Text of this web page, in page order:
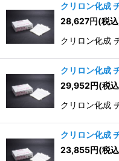
クリロン化成
28,627円(税
クリロン化成
クリロン化成
29,952円(税
クリロン化成
クリロン化成
23,855円(税